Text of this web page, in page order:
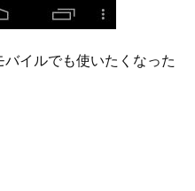
イルでも使いたくなった